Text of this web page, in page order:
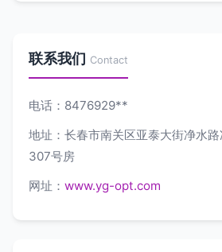
联系我们 Contact
电话：8476929**
地址：长春市南关区亚泰大街净水
307号房
网址： www.yg-opt.com